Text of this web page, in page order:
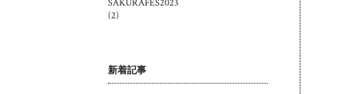
SAKURAFES2023
(2)
新着記事